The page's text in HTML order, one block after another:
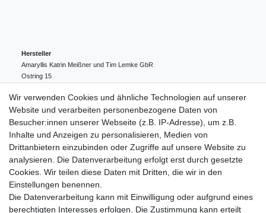
Hersteller
Amaryllis Katrin Meißner und Tim Lemke GbR
Ostring 15
004943548099856
amaryllis-eckernfoerde@t-online.de
EU-Verantwortlicher
Amaryllis Katrin Meißner und Tim Lemke GbR
Ostring
15
004943548099856
amaryllis-eckernfoerde@t-online.de
Wir verwenden Cookies und ähnliche Technologien auf unserer
Website und verarbeiten personenbezogene Daten von
Besucher:innen unserer Webseite (z.B. IP-Adresse), um z.B.
Inhalte und Anzeigen zu personalisieren, Medien von
Drittanbietern einzubinden oder Zugriffe auf unsere Website zu
analysieren. Die Datenverarbeitung erfolgt erst durch gesetzte
Cookies. Wir teilen diese Daten mit Dritten, die wir in den
Einstellungen benennen.
Die Datenverarbeitung kann mit Einwilligung oder aufgrund eines
berechtigten Interesses erfolgen. Die Zustimmung kann erteilt